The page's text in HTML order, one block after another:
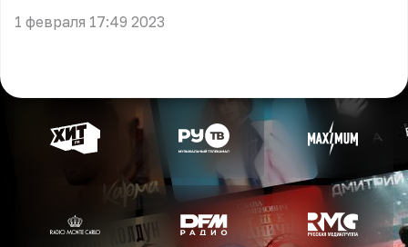
1 февраля 17:49 2023